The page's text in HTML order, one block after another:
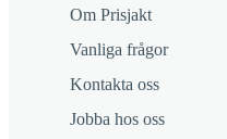
Om Prisjakt
Vanliga frågor
Kontakta oss
Jobba hos oss